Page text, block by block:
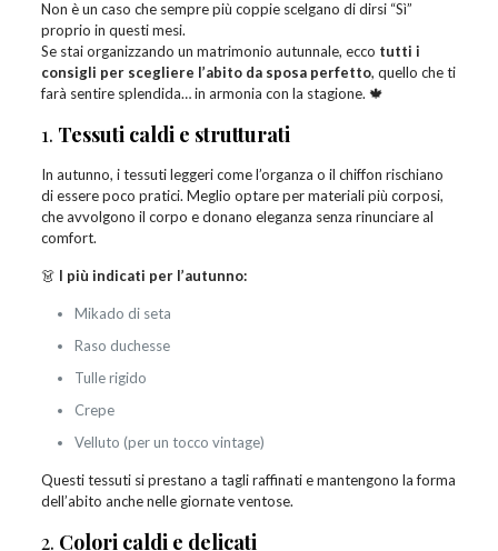
Non è un caso che sempre più coppie scelgano di dirsi “Sì”
proprio in questi mesi.
Se stai organizzando un matrimonio autunnale, ecco tutti i
consigli per scegliere l’abito da sposa perfetto, quello che ti
farà sentire splendida… in armonia con la stagione. 🍁
1. Tessuti caldi e strutturati
In autunno, i tessuti leggeri come l’organza o il chiffon rischiano
di essere poco pratici. Meglio optare per materiali più corposi,
che avvolgono il corpo e donano eleganza senza rinunciare al
comfort.
👗 I più indicati per l’autunno:
Mikado di seta
Raso duchesse
Tulle rigido
Crepe
Velluto (per un tocco vintage)
Questi tessuti si prestano a tagli raffinati e mantengono la forma
dell’abito anche nelle giornate ventose.
2. Colori caldi e delicati